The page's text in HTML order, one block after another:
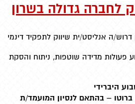
לחברה גדולה בשרון
ה אנליסט/ית שיווק לתפקיד דינמי
פעולות מדידה שוטפות, ניתוח והסקת
היברידי
– בהתאם לנסיון המועמד/ת